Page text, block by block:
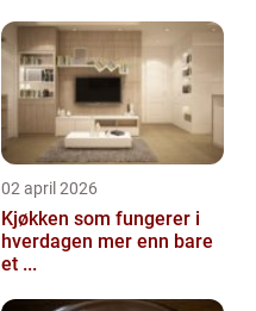
02 april 2026
Kjøkken som fungerer i
hverdagen mer enn bare
et ...